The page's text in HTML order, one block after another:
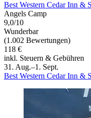
Best Western Cedar Inn &
Angels Camp
9,0/10
Wunderbar
(1.002 Bewertungen)
118 €
inkl. Steuern & Gebühren
31. Aug.–1. Sept.
Best Western Cedar Inn &